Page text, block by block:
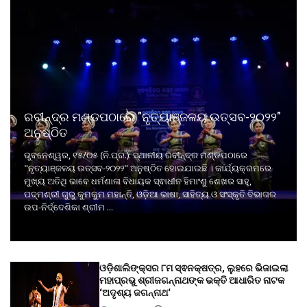
ରବୀନ୍ଦ୍ର ମଣ୍ଡପଠାରେ "ନୃତ୍ୟାଞ୍ଜଳୟ ଉତ୍ସବ-୨୦୨୨"
ଅନୁଷ୍ଠିତ
ଭୁବନେଶ୍ୱର, ୧୫/୦୫ (ନି.ପ୍ର.): ସ୍ଥାନୀୟ ରବୀନ୍ଦ୍ର ମଣ୍ଡପଠାରେ
"ନୃତ୍ୟାଞ୍ଜଳୟ ଉତ୍ସବ-୨୦୨୨" ଅନୁଷ୍ଠିତ ହୋଇଯାଇଛି । କାର୍ଯ୍ୟକ୍ରମରେ
ମୁଖ୍ୟ ଅତିଥି ଭାବେ ଧର୍ମଶାଳା ବିଧାୟକ ସ୍ଵାଧୀନ ହିମାଂଶୁ ଶେଖର ସାହୁ,
ପଦ୍ମଶ୍ରୀ ଗୁରୁ କୁମକୁମ ମହାନ୍ତି, ଓଡ଼ିଆ ଭାଷା, ସାହିତ୍ୟ ଓ ସଂସ୍କୃତି ବିଭାଗର
ଉପ-ନିର୍ଦ୍ଦେଶିକା ଶ୍ରୀମ ...
ଓଡ଼ିଶାଲିଙ୍କ୍ସର ୮ମ ସ୍ଵନକ୍ଷତ୍ର, ଲୁହରେ ଭିଜାଇଲା
ମହାପ୍ରଭୁ ଶ୍ରୀଜଗନ୍ନାଥଙ୍କ ଭକ୍ତି ଆଧାରିତ ନାଟକ
‘ଅଦୃଶ୍ୟ ଜଗନ୍ନାଥ‘